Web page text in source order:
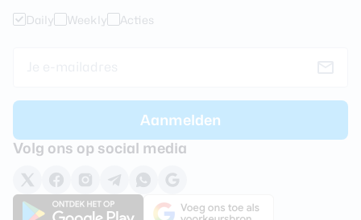
Daily Weekly Acties
Volg ons op social media